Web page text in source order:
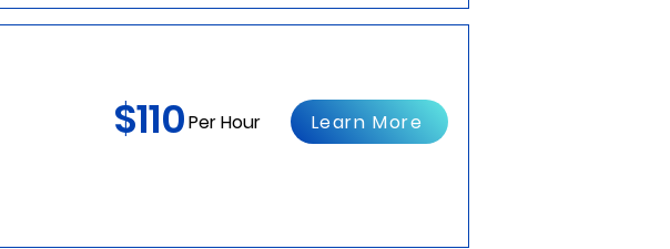
$110Per Hour Learn More